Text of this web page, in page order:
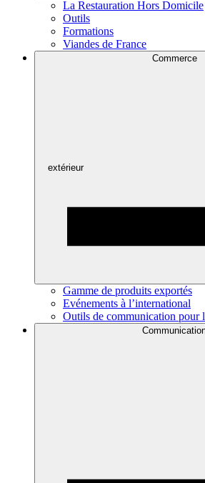
La Restauration Hors Domicile
Outils
Formations
Viandes de France
Commerce
extérieur
Gamme de produits exportés
Evénements à l’international
Outils de communication pour